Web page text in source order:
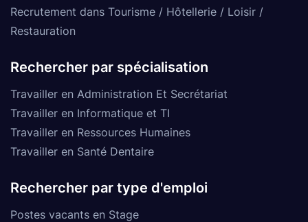
Recrutement dans Tourisme / Hôtellerie / Loisir /
Restauration
Rechercher par spécialisation
Travailler en Administration Et Secrétariat
Travailler en Informatique et TI
Travailler en Ressources Humaines
Travailler en Santé Dentaire
Rechercher par type d'emploi
Postes vacants en Stage